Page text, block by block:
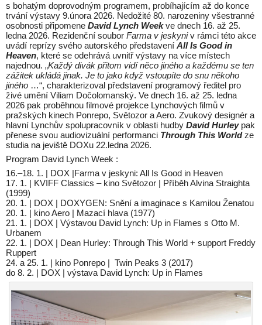
s bohatým doprovodným programem, probíhajícím až do konce
trvání výstavy 9.února 2026. Nedožité 80. narozeniny všestranné
osobnosti připomene David Lynch Weekve dnech 16. až 25.
ledna 2026. Rezidenční soubor Farma v jeskyniv rámci této akce
uvádí reprízy svého autorského představení All Is Good in
Heaven, které se odehrává uvnitř výstavy na více místech
najednou. „Každý divák přitom vidí něco jiného a každému se ten
zážitek ukládá jinak. Je to jako když vstoupíte do snu někoho
jiného …“, charakterizoval představení programový ředitel pro
živé umění Viliam Dočolomanský. Ve dnech 16. až 25. ledna
2026 pak proběhnou filmové projekce Lynchových filmů v
pražských kinech Ponrepo, Světozor a Aero. Zvukový designér a
hlavní Lynchův spolupracovník v oblasti hudby David Hurleypak
přenese svou audiovizuální performanci Through This Worldze
studia na jeviště DOXu 22.ledna 2026.
Program David Lynch Week :
16.–18. 1. | DOX |Farma v jeskyni: All Is Good in Heaven
17. 1. | KVIFF Classics – kino Světozor | Příběh Alvina Straighta
(1999)
20. 1. | DOX | DOXYGEN: Snění a imaginace s Kamilou Ženatou
20. 1. | kino Aero | Mazací hlava (1977)
21. 1. | DOX | Výstavou David Lynch: Up in Flames s Otto M.
Urbanem
22. 1. | DOX | Dean Hurley: Through This World + support Freddy
Ruppert
24. a 25. 1. | kino Ponrepo | Twin Peaks 3 (2017)
do 8. 2. | DOX | výstava David Lynch: Up in Flames